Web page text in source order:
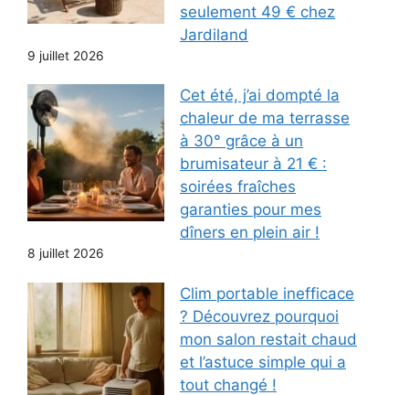
seulement 49 € chez
Jardiland
9 juillet 2026
Cet été, j’ai dompté la
chaleur de ma terrasse
à 30° grâce à un
brumisateur à 21 € :
soirées fraîches
garanties pour mes
dîners en plein air !
8 juillet 2026
Clim portable inefficace
? Découvrez pourquoi
mon salon restait chaud
et l’astuce simple qui a
tout changé !